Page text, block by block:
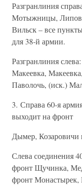
Разгранлиния
Мотыжницы,
Вильск – все
для 38-й армии.
Разгранлиния
Макеевка,
Паволочь, (иск.)
3. Справа 60-я
выходит на фронт
Дымер, Козаровичи
Слева соединения
фронт Щучинка,
фронт Монастырек,